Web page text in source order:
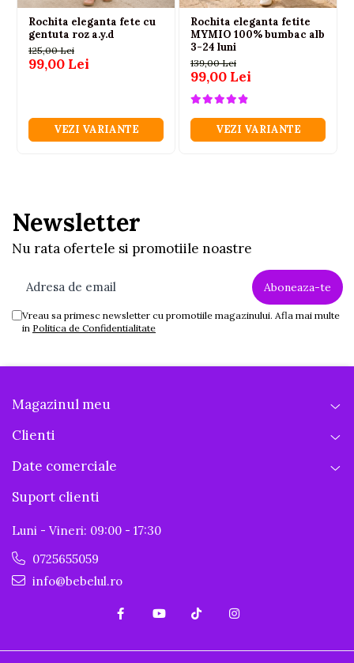
Rochita eleganta fete cu
gentuta roz a.y.d
125,00 Lei
99,00 Lei
VEZI VARIANTE
Rochita eleganta fetite
MYMIO 100% bumbac alb
3-24 luni
139,00 Lei
99,00 Lei
VEZI VARIANTE
Newsletter
Nu rata ofertele si promotiile noastre
Vreau sa primesc newsletter cu promotiile magazinului. Afla mai multe
in Politica de Confidentialitate
Magazinul meu
Clienti
Date comerciale
Suport clienti
Luni - Vineri: 09:00 - 17:30
0725655059
info@bebelul.ro